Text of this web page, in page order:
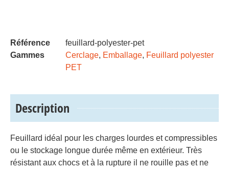
Référence
feuillard-polyester-pet
Gammes
Cerclage, Emballage, Feuillard polyester
PET
Description
Feuillard idéal pour les charges lourdes et compressibles
ou le stockage longue durée même en extérieur. Très
résistant aux chocs et à la rupture il ne rouille pas et ne